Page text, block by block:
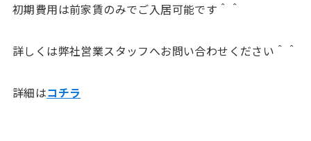
初期費用は前家賃のみでご入居可能です＾＾
詳しくは弊社営業スタッフへお問い合わせください＾＾
詳細はコチラ